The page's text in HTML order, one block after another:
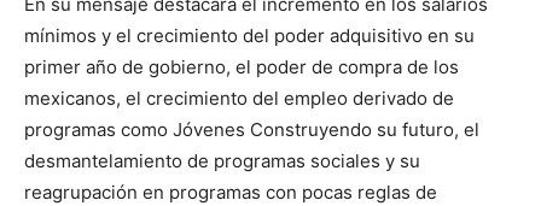
mínimos y el crecimiento del poder adquisitivo en su
primer año de gobierno, el poder de compra de los
mexicanos, el crecimiento del empleo derivado de
programas como Jóvenes Construyendo su futuro, el
desmantelamiento de programas sociales y su
reagrupación en programas con pocas reglas de